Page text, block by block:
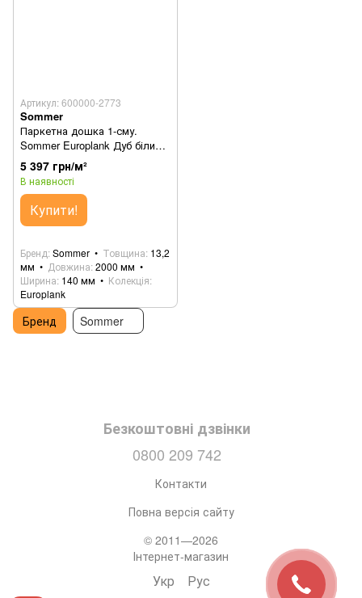
Артикул: 600000-2773
Sommer
Паркетна дошка 1-сму.
Sommer Europlank Дуб білий
550231002
5 397 грн/м²
В наявності
Купити!
Бренд Sommer Товщина 13,2
мм
Довжина 2000 мм
Ширина 140 мм
Колекція
Europlank
Бренд Sommer
Безкоштовні дзвінки
0800 209 742
Контакти
Повна версія сайту
© 2011—2026
Інтернет-магазин
Укр Рус